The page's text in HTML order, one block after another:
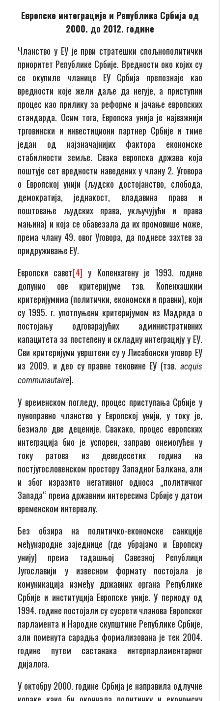
Европске интеграције и Република Србија од
2000. до 2012. године
Чланство у ЕУ је први стратешки спољнополитички
приоритет Републике Србије. Вредности око којих су
се окупиле чланице ЕУ Србија препознаје као
вредности које жели даље да негује, а приступни
процес као прилику за реформе и јачање европских
стандарда. Осим тога, Европска унија је најважнији
трговински и инвестициони партнер Србије и тиме
један од најзначајнијих фактора економске
стабилности земље. Свака европска држава која
поштује сет вредности наведених у члану 2. Уговора
о Европској унији (људско достојанство, слободa,
демократијa, једнакост, владавинa права и
поштовање људских права, укључујући и права
мањина) и која се обавезала да их промовише може,
према члану 49. овог Уговора, да поднесе захтев за
придруживање ЕУ.
Европски савет[4] у Копенхагену је 1993. године
допунио ове критеријуме тзв. Копенхашким
критеријумима (политички, економски и правни), који
су 1995. г. употпуњени критеријумом из Мадрида о
постојању одговарајућих административних
капацитета за постепену и складну интеграцију у ЕУ.
Сви критеријуми уврштени су у Лисабонски уговор ЕУ
из 2009. и део су правне тековине ЕУ (тзв. acquis
communautaire).
У временском погледу, процес приступања Србије у
пуноправно чланство у Европској унији, у току је,
безмало две деценије. Свакако, процес европских
интеграција био је успорен, заправо онемогућен у
току ратова из деведесетих година на
постјугословенском простору Западног Балкана, али
и због изразито негативног односа „политичког
Запада“ према државним интересима Србије у датом
временском интервалу.
Без обзира на политичко-економске санкције
међународне заједнице (где убрајамо и Европску
унију) према тадашњој Савезној Републици
Југославији у извесном формату постојала је
комуникација између државних органа Републике
Србије и институција Европске уније. У периоду од
1994. године постојали су сусрети чланова Европског
парламента и Народне скупштине Републике Србије,
али поменута сарадња формализована је тек 2004.
године путем састанака интерпарламентарног
дијалога.
У октобру 2000. године Србија је направила одлучне